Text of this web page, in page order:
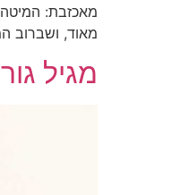
מאכזבת:
מאוד, ושברוב
מגיל